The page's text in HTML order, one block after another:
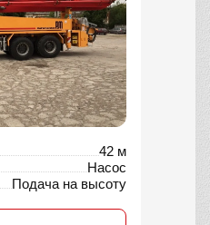
42 м
Насос
Подача на высоту